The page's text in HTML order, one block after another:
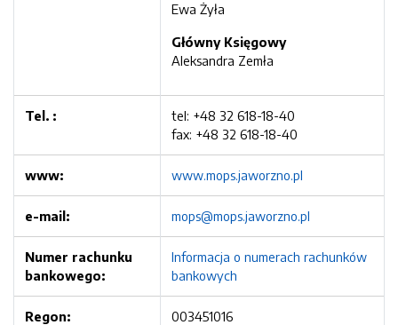
Ewa Żyła
Główny Księgowy
Aleksandra Zemła
Tel. :
tel: +48 32 618-18-40
fax: +48 32 618-18-40
www: www.mops.jaworzno.pl
e-mail: mops@mops.jaworzno.pl
Numer rachunku
bankowego:
Informacja o numerach rachunków
bankowych
Regon: 003451016